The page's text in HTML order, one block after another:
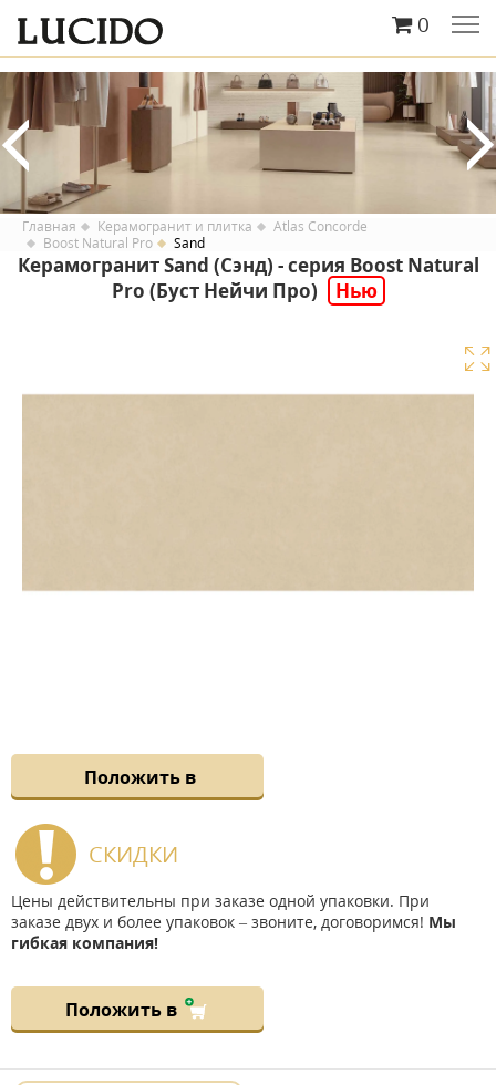
0
Главная Керамогранит и плитка
Atlas Concorde
Boost Natural Pro
Sand
Керамогранит Sand (Сэнд) - серия Boost Natural
Pro (Буст Нейчи Про)
Нью
Положить в
СКИДКИ
Цены действительны при заказе одной упаковки. При
заказе двух и более упаковок – звоните, договоримся! Мы
гибкая компания!
Положить в